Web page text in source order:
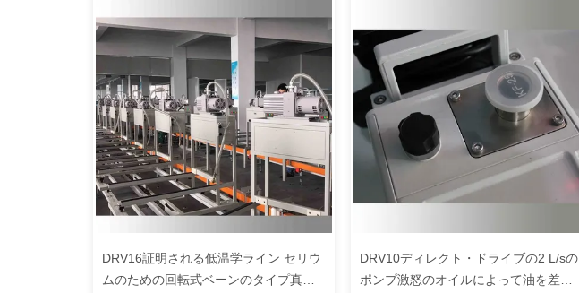
DRV16証明される低温学ライン セリウ
ムのための回転式ベーンのタイプ真空
DRV10ディレクト・ドライブの2 L/sの
ポンプ激怒のオイルによって油を差さ